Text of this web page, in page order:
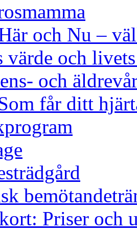
och Nu –
värde och
och
får ditt
Priser och